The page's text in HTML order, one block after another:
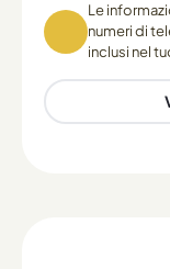
Le
numeri di
inclusi nel